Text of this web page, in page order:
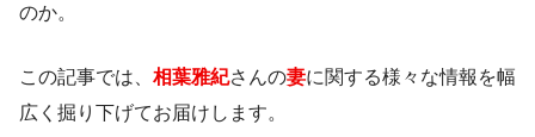
のか。
この記事では、 相葉雅紀さんの妻に関する様々な情報を幅
広く掘り下げてお届けします。